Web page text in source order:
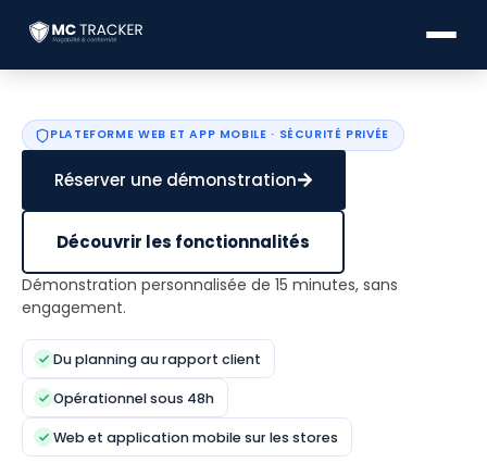
PLATEFORME WEB ET APP MOBILE · SÉCURITÉ PRIVÉE
Réserver une démonstration
Découvrir les fonctionnalités
Démonstration personnalisée de 15 minutes, sans
engagement.
Du planning au rapport client
Opérationnel sous 48h
Web et application mobile sur les stores